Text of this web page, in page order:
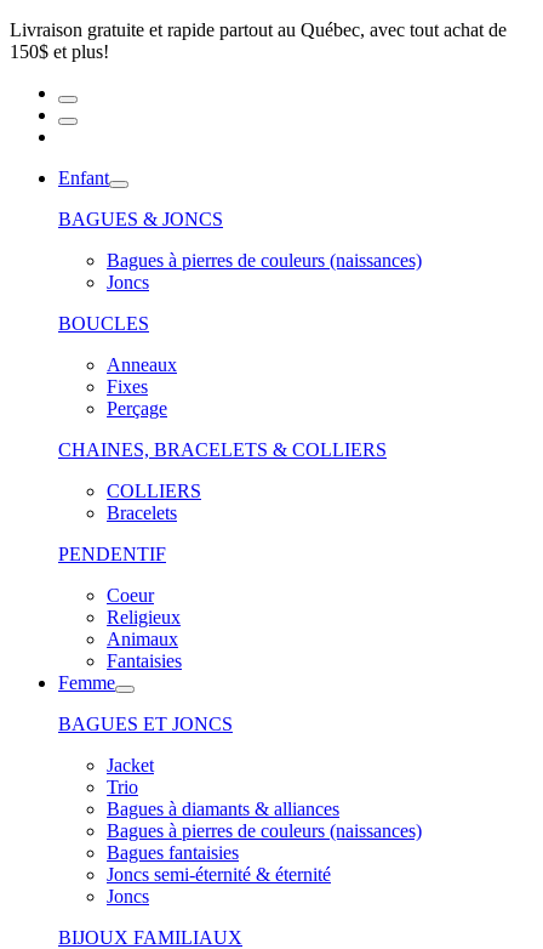
Livraison gratuite et rapide partout au Québec, avec tout achat de
150$ et plus!
Enfant
BAGUES & JONCS
Bagues à pierres de couleurs (naissances)
Joncs
BOUCLES
Anneaux
Fixes
Perçage
CHAINES, BRACELETS & COLLIERS
COLLIERS
Bracelets
PENDENTIF
Coeur
Religieux
Animaux
Fantaisies
Femme
BAGUES ET JONCS
Jacket
Trio
Bagues à diamants & alliances
Bagues à pierres de couleurs (naissances)
Bagues fantaisies
Joncs semi-éternité & éternité
Joncs
BIJOUX FAMILIAUX